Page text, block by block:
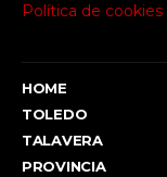
Política de cookies
HOME
TOLEDO
TALAVERA
PROVINCIA